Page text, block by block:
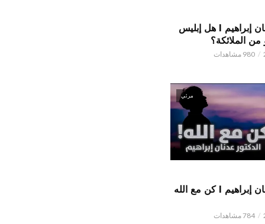
الدكتور عدنان إبراهيم l هل إبليس
الملائكة؟
980 مشاهدات
مرئي
الدكتور عدنان إبراهيم l كن مع الله
784 مشاهدات